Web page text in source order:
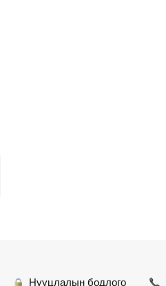
Нууцлалын бодлого